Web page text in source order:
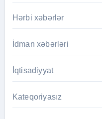
Hərbi xəbərlər
İdman xəbərləri
İqtisadiyyat
Kateqoriyasız